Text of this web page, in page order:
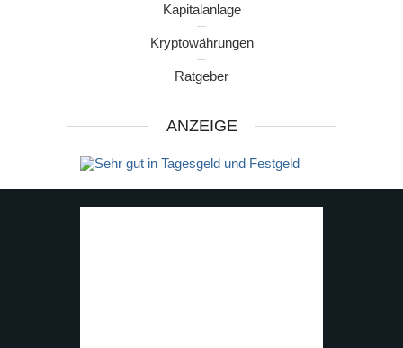
Kapitalanlage
Kryptowährungen
Ratgeber
ANZEIGE